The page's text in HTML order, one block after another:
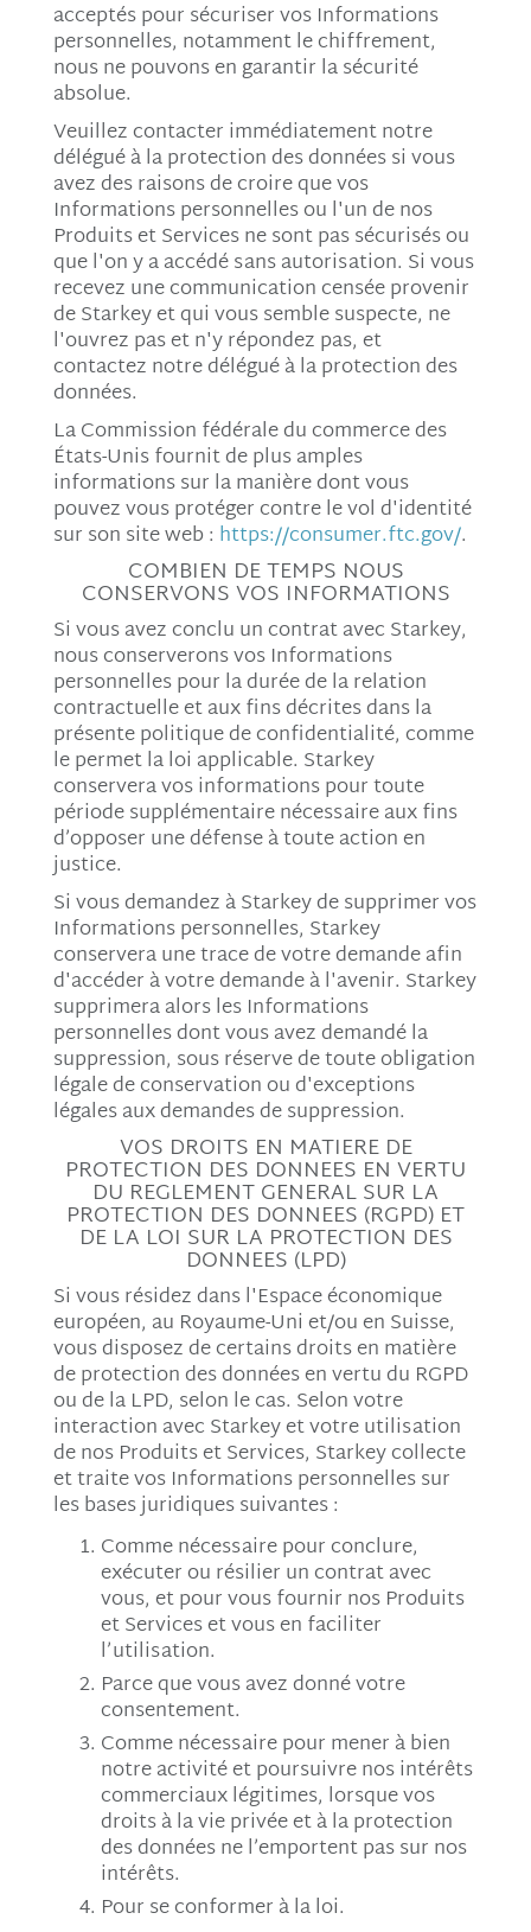
acceptés pour sécuriser vos Informations
personnelles, notamment le chiffrement,
nous ne pouvons en garantir la sécurité
absolue.
Veuillez contacter immédiatement notre
délégué à la protection des données si vous
avez des raisons de croire que vos
Informations personnelles ou l'un de nos
Produits et Services ne sont pas sécurisés ou
que l'on y a accédé sans autorisation. Si vous
recevez une communication censée provenir
de Starkey et qui vous semble suspecte, ne
l'ouvrez pas et n'y répondez pas, et
contactez notre délégué à la protection des
données.
La Commission fédérale du commerce des
États-Unis fournit de plus amples
informations sur la manière dont vous
pouvez vous protéger contre le vol d'identité
sur son site web : https://consumer.ftc.gov/.
COMBIEN DE TEMPS NOUS
CONSERVONS VOS INFORMATIONS
Si vous avez conclu un contrat avec Starkey,
nous conserverons vos Informations
personnelles pour la durée de la relation
contractuelle et aux fins décrites dans la
présente politique de confidentialité, comme
le permet la loi applicable. Starkey
conservera vos informations pour toute
période supplémentaire nécessaire aux fins
d’opposer une défense à toute action en
justice.
Si vous demandez à Starkey de supprimer vos
Informations personnelles, Starkey
conservera une trace de votre demande afin
d'accéder à votre demande à l'avenir. Starkey
supprimera alors les Informations
personnelles dont vous avez demandé la
suppression, sous réserve de toute obligation
légale de conservation ou d'exceptions
légales aux demandes de suppression.
VOS DROITS EN MATIERE DE
PROTECTION DES DONNEES EN VERTU
DU REGLEMENT GENERAL SUR LA
PROTECTION DES DONNEES (RGPD) ET
DE LA LOI SUR LA PROTECTION DES
DONNEES (LPD)
Si vous résidez dans l'Espace économique
européen, au Royaume-Uni et/ou en Suisse,
vous disposez de certains droits en matière
de protection des données en vertu du RGPD
ou de la LPD, selon le cas. Selon votre
interaction avec Starkey et votre utilisation
de nos Produits et Services, Starkey collecte
et traite vos Informations personnelles sur
les bases juridiques suivantes :
Comme nécessaire pour conclure,
exécuter ou résilier un contrat avec
vous, et pour vous fournir nos Produits
et Services et vous en faciliter
l’utilisation.
Parce que vous avez donné votre
consentement.
Comme nécessaire pour mener à bien
notre activité et poursuivre nos intérêts
commerciaux légitimes, lorsque vos
droits à la vie privée et à la protection
des données ne l’emportent pas sur nos
intérêts.
Pour se conformer à la loi.